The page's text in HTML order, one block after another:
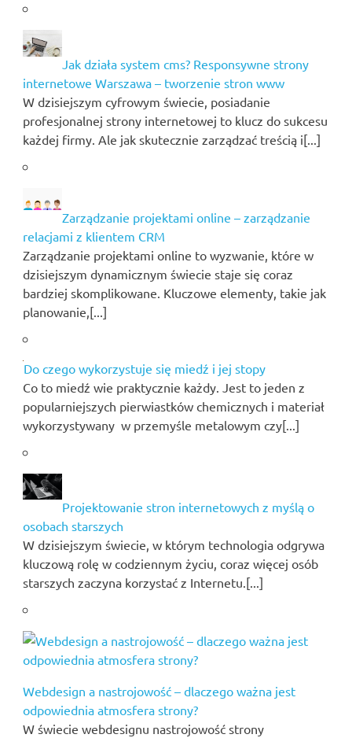
Jak działa system cms? Responsywne strony
internetowe Warszawa – tworzenie stron www
W dzisiejszym cyfrowym świecie, posiadanie
profesjonalnej strony internetowej to klucz do sukcesu
każdej firmy. Ale jak skutecznie zarządzać treścią i[...]
Zarządzanie projektami online – zarządzanie
relacjami z klientem CRM
Zarządzanie projektami online to wyzwanie, które w
dzisiejszym dynamicznym świecie staje się coraz
bardziej skomplikowane. Kluczowe elementy, takie jak
planowanie,[...]
Do czego wykorzystuje się miedź i jej stopy
Co to miedź wie praktycznie każdy. Jest to jeden z
popularniejszych pierwiastków chemicznych i materiał
wykorzystywany w przemyśle metalowym czy[...]
Projektowanie stron internetowych z myślą o
osobach starszych
W dzisiejszym świecie, w którym technologia odgrywa
kluczową rolę w codziennym życiu, coraz więcej osób
starszych zaczyna korzystać z Internetu.[...]
Webdesign a nastrojowość – dlaczego ważna jest
odpowiednia atmosfera strony?
W świecie webdesignu nastrojowość strony